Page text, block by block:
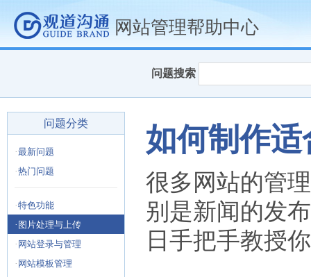
网站管理帮助中心
问题搜索
问题分类
·最新问题
·热门问题
·特色功能
· 图片处理与上传
· 网站登录与管理
· 网站模板管理
如何制作
很多网站的管
别是新闻的发
日手把手教授